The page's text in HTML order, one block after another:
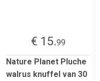
€ 15.99
Nature Planet Pluche
walrus knuffel van 30